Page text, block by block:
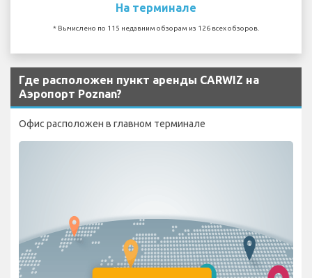
На терминале
* Вычислено по 115 недавним обзорам из 126 всех обзоров.
Где расположен пункт аренды CARWIZ на
Аэропорт Poznan?
Офис расположен в главном терминале